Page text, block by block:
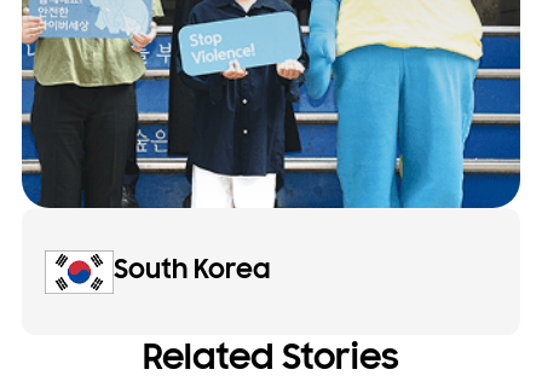
South Korea
Related Stories